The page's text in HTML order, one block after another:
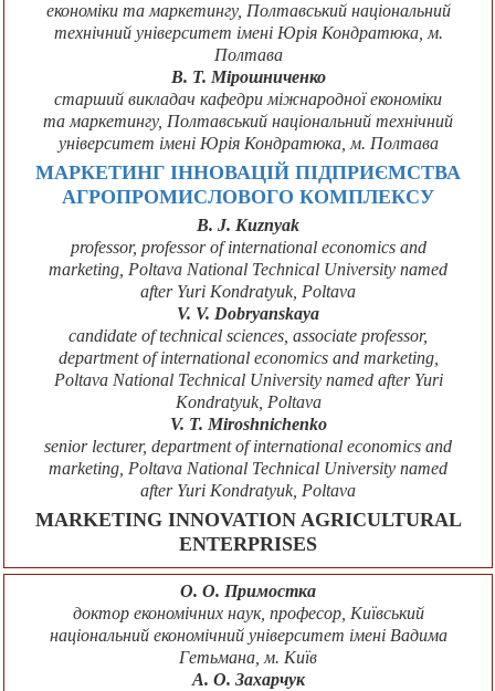
економіки та маркетингу, Полтавський національний
технічний університет імені Юрія Кондратюка, м.
Полтава
В. Т. Мірошниченко
старший викладач кафедри міжнародної економіки
та маркетингу, Полтавський національний технічний
університет імені Юрія Кондратюка, м. Полтава
МАРКЕТИНГ ІННОВАЦІЙ ПІДПРИЄМСТВА
АГРОПРОМИСЛОВОГО КОМПЛЕКСУ
B. J. Kuznyak
professor, professor of international economics and
marketing, Poltava National Technical University named
after Yuri Kondratyuk, Poltava
V. V. Dobryanskaya
candidate of technical sciences, associate professor,
department of international economics and marketing,
Poltava National Technical University named after Yuri
Kondratyuk, Poltava
V. T. Miroshnichenko
senior lecturer, department of international economics and
marketing, Poltava National Technical University named
after Yuri Kondratyuk, Poltava
MARKETING INNOVATION AGRICULTURAL
ENTERPRISES
О. О. Примостка
доктор економічних наук, професор, Київський
національний економічний університет імені Вадима
Гетьмана, м. Київ
А. О. Захарчук